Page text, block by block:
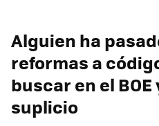
Alguien ha
reformas a
buscar en el BOE
suplicio